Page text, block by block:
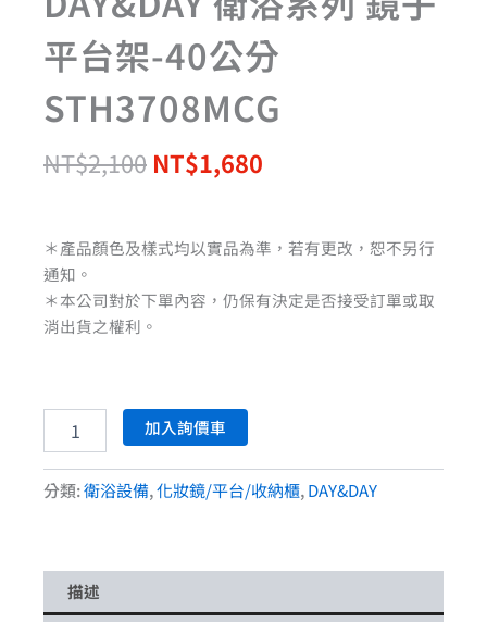
平台架-40公分
STH3708MCG
NT$2,100 NT$1,680
＊產品顏色及樣式均以實品為準，若有更改，恕不另行
通知。
＊本公司對於下單內容，仍保有決定是否接受訂單或取
消出貨之權利。
加入詢價車
分類:衛浴設備,化妝鏡/平台/收納櫃,DAY&DAY
描述